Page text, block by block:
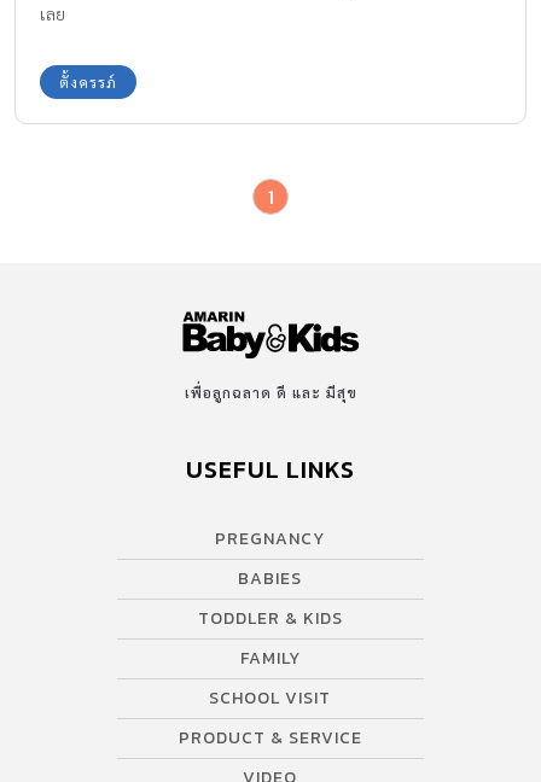
เลย
ตั้งครรภ์
1
เพื่อลูกฉลาด ดี และ มีสุข
USEFUL LINKS
PREGNANCY
BABIES
TODDLER & KIDS
FAMILY
SCHOOL VISIT
PRODUCT & SERVICE